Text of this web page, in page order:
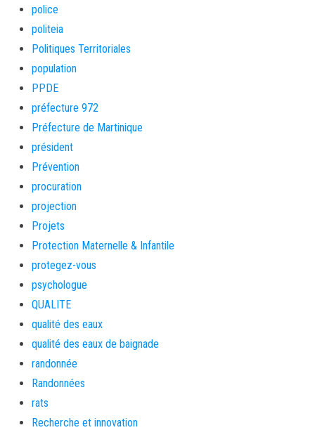
police
politeia
Politiques Territoriales
population
PPDE
préfecture 972
Préfecture de Martinique
président
Prévention
procuration
projection
Projets
Protection Maternelle & Infantile
protegez-vous
psychologue
QUALITE
qualité des eaux
qualité des eaux de baignade
randonnée
Randonnées
rats
Recherche et innovation